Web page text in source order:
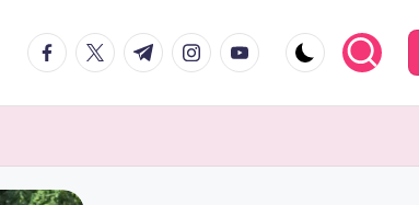
facebook.com
twitter.com
t.me instagram.com
youtube.com